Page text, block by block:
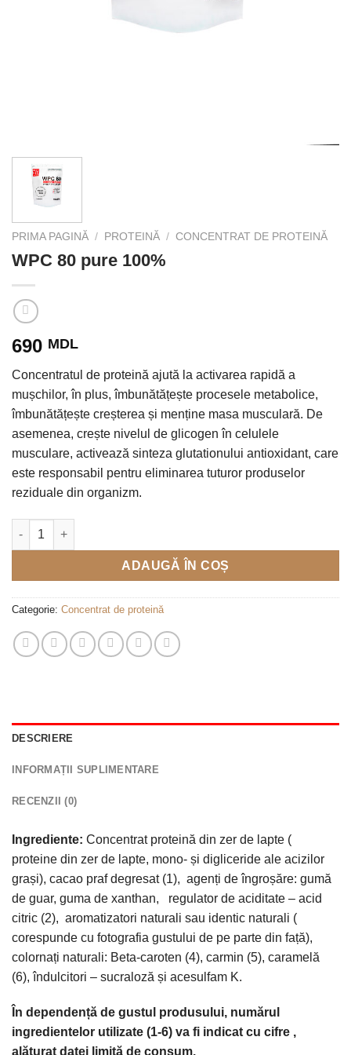
PRIMA PAGINĂ / PROTEINĂ / CONCENTRAT DE PROTEINĂ
WPC 80 pure 100%
690 MDL
Concentratul de proteină ajută la activarea rapidă a
mușchilor, în plus, îmbunătățește procesele metabolice,
îmbunătățește creșterea și menține masa musculară. De
asemenea, crește nivelul de glicogen în celulele
musculare, activează sinteza glutationului antioxidant, care
este responsabil pentru eliminarea tuturor produselor
reziduale din organizm.
Cantitate WPC 80 pure 100%
ADAUGĂ ÎN COȘ
Categorie: Concentrat de proteină
DESCRIERE
INFORMAȚII SUPLIMENTARE
RECENZII (0)
Ingrediente: Concentrat proteină din zer de lapte (
proteine din zer de lapte, mono- și digliceride ale acizilor
grași), cacao praf degresat (1), agenți de îngroșăre: gumă
de guar, guma de xanthan, regulator de aciditate – acid
citric (2), aromatizatori naturali sau identic naturali (
corespunde cu fotografia gustului de pe parte din față),
colornați naturali: Beta-caroten (4), carmin (5), caramelă
(6), îndulcitori – sucraloză și acesulfam K.
În dependență de gustul produsului, numărul
ingredientelor utilizate (1-6) va fi indicat cu cifre ,
alăturat datei limită de consum.